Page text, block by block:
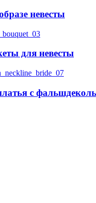
невесты
для невесты
с